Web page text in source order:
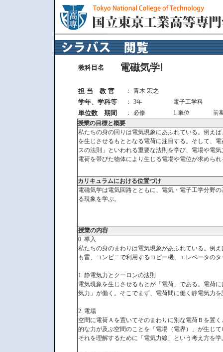
教科目名 電磁気学Ⅰ
担 当 教 官 ： 青木 宏之
学年、学科等 ： 3年 電子工学科
単位数 期間 ： 必修 1 単位
前
授業の目標と概要
私たちの身の回りは電気現象にあふれている。例え
を生じさせるもととなる電荷に注目する。そして、
スの法則」といわれる重要な法則を学び、電場や電
電荷を帯びた物体により生じる電場や電位が求めら
カリキュラムにおける位置づけ
電磁気学は電気回路とともに、電気・電子工学分野
る現象を学ぶ。
授業の内容
0. 導入
私たちの身のまわりは電気現象があふれている。例
も雷、コンビニで利用するコピー機、エレベータの
1. 静電気力とクーロンの法則
電気現象を生じさせるもとが「電荷」である。電荷
気力」が働く。そこでまず、電荷間に働く静電気力
2. 電場
空間に電荷Ａを置いてそのまわりに別な電荷Ｂを置
的な力が及ぶ空間のことを「電場（電界）」が生じ
それを理解するために「電気力線」という考え方を学